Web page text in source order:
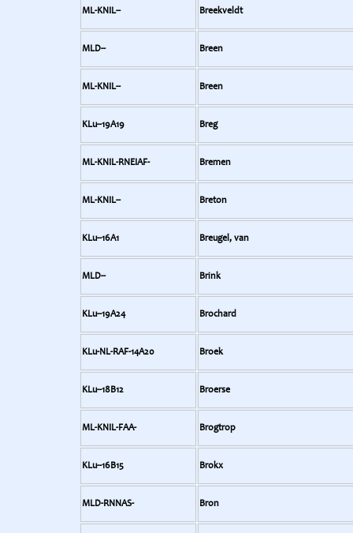
ML-KNIL-- Breekveldt
MLD-- Breen
ML-KNIL-- Breen
KLu--19A19 Breg
ML-KNIL-RNEIAF- Bremen
ML-KNIL-- Breton
KLu--16A1 Breugel, van
MLD-- Brink
KLu--19A24 Brochard
KLu-NL-RAF-14A20 Broek
KLu--18B12 Broerse
ML-KNIL-FAA- Brogtrop
KLu--16B15 Brokx
MLD-RNNAS- Bron